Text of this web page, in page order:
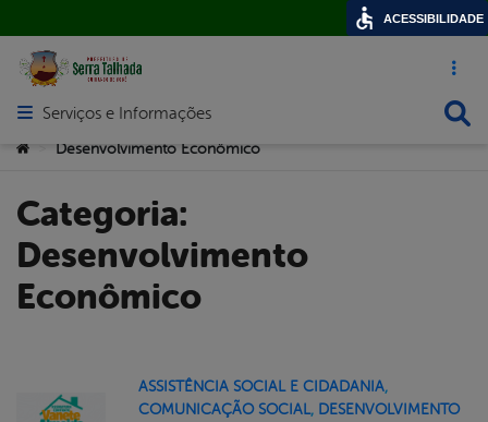
Acesso
Abrir menu principal de navegação
Serviços e Informações
Você está aqui:
Desenvolvimento Econômico
Categoria:
Desenvolvimento
Econômico
ASSISTÊNCIA SOCIAL E CIDADANIA,
COMUNICAÇÃO SOCIAL, DESENVOLVIMENTO
ACESSIBILIDADE